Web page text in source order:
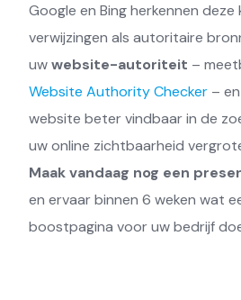
Google en Bing herkennen
verwijzingen als autoritaire
uwwebsite-autoriteit –
Website Authority Checker –
website beter vindbaar in de
uw online zichtbaarheid
Maak vandaag nog een
en ervaar binnen 6 weken wat
boostpagina voor uw bedrijf